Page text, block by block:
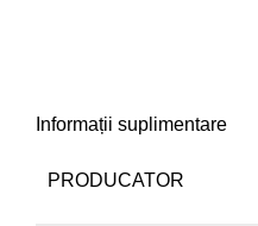
Informații suplimentare
PRODUCATOR